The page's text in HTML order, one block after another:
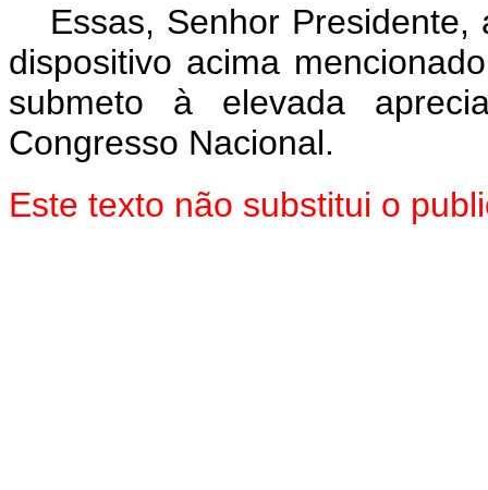
Essas, Senhor
dispositivo acima
submeto à elevada
Congresso Nacional.
Este texto não substitui o